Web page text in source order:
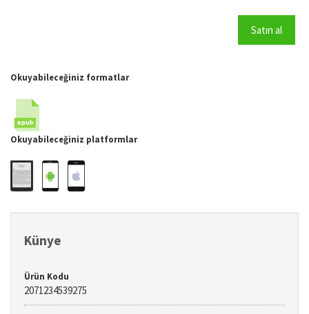
Satın al
Okuyabileceğiniz formatlar
Okuyabileceğiniz platformlar
Künye
Ürün Kodu
2071234539275